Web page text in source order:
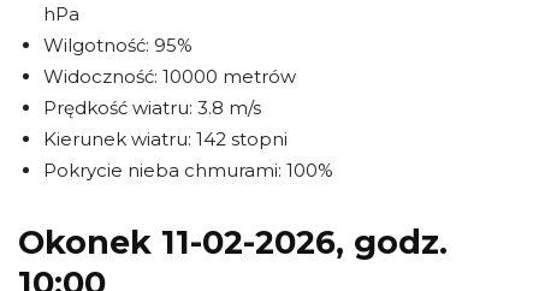
hPa
Wilgotność: 95%
Widoczność: 10000 metrów
Prędkość wiatru: 3.8 m/s
Kierunek wiatru: 142 stopni
Pokrycie nieba chmurami: 100%
Okonek 11-02-2026, godz.
10:00